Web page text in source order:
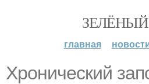
главная
Хронический